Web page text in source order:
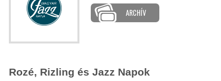
ARCHÍV
Rozé, Rizling és Jazz Napok